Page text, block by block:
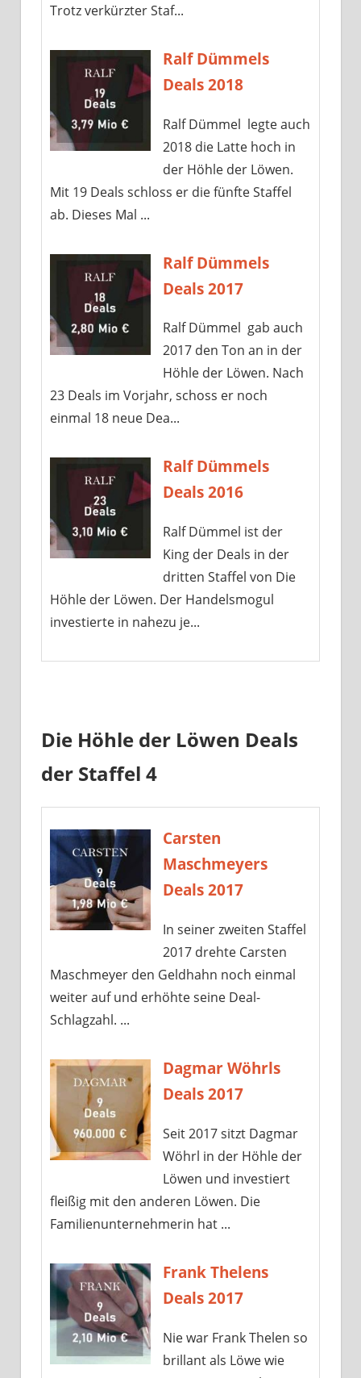
Trotz verkürzter Staf...
Ralf Dümmels
Deals 2018
Ralf Dümmel legte auch
2018 die Latte hoch in
der Höhle der Löwen.
Mit 19 Deals schloss er die fünfte Staffel
ab. Dieses Mal ...
Ralf Dümmels
Deals 2017
Ralf Dümmel gab auch
2017 den Ton an in der
Höhle der Löwen. Nach
23 Deals im Vorjahr, schoss er noch
einmal 18 neue Dea...
Ralf Dümmels
Deals 2016
Ralf Dümmel ist der
King der Deals in der
dritten Staffel von Die
Höhle der Löwen. Der Handelsmogul
investierte in nahezu je...
Die Höhle der Löwen Deals
der Staffel 4
Carsten
Maschmeyers
Deals 2017
In seiner zweiten Staffel
2017 drehte Carsten
Maschmeyer den Geldhahn noch einmal
weiter auf und erhöhte seine Deal-
Schlagzahl. ...
Dagmar Wöhrls
Deals 2017
Seit 2017 sitzt Dagmar
Wöhrl in der Höhle der
Löwen und investiert
fleißig mit den anderen Löwen. Die
Familienunternehmerin hat ...
Frank Thelens
Deals 2017
Nie war Frank Thelen so
brillant als Löwe wie